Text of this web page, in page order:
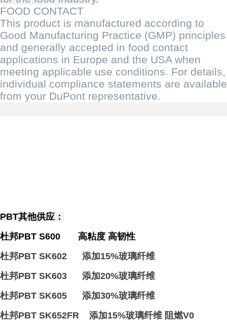
FOOD CONTACT
This product is manufactured according to
Good Manufacturing Practice (GMP) principles
and generally accepted in food contact
applications in Europe and the USA when
meeting applicable use conditions. For details,
individual compliance statements are available
from your DuPont representative.
PBT其他供应：
杜邦PBT S600 高粘度 高韧性
杜邦PBT SK602 添加15%玻璃纤维
杜邦PBT SK603 添加20%玻璃纤维
杜邦PBT SK605 添加30%玻璃纤维
杜邦PBT SK652FR 添加15%玻璃纤维 阻燃V0